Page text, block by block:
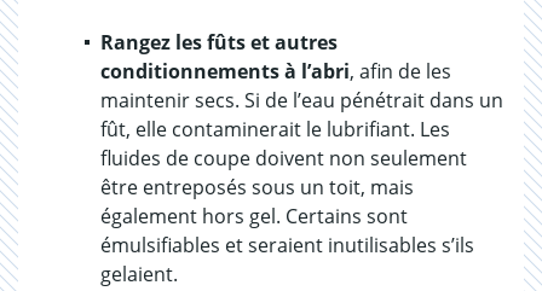
Rangez les fûts et autres
conditionnements à l’abri, afin de les
maintenir secs. Si de l’eau pénétrait dans un
fût, elle contaminerait le lubrifiant. Les
fluides de coupe doivent non seulement
être entreposés sous un toit, mais
également hors gel. Certains sont
émulsifiables et seraient inutilisables s’ils
gelaient.